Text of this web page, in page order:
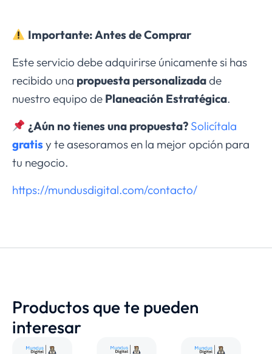
Importante: Antes de Comprar
Este servicio debe adquirirse únicamente si has
recibido una propuesta personalizadade
nuestro equipo de Planeación Estratégica.
¿Aún no tienes una propuesta? Solicítala
gratis y te asesoramos en la mejor opción para
tu negocio.
https://mundusdigital.com/contacto/
Productos que te pueden
interesar